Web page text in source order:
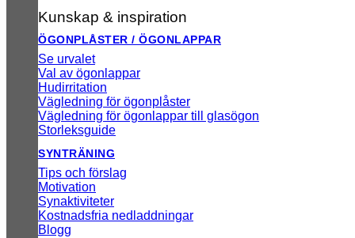
Kunskap & inspiration
ÖGONPLÅSTER / ÖGONLAPPAR
Se urvalet
Val av ögonlappar
Hudirritation
Vägledning för ögonplåster
Vägledning för ögonlappar till glasögon
Storleksguide
SYNTRÄNING
Tips och förslag
Motivation
Synaktiviteter
Kostnadsfria nedladdningar
Blogg